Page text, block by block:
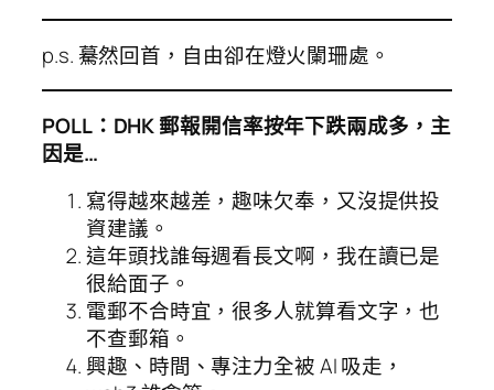
p.s. 驀然回首，自由卻在燈火闌珊處。
POLL：DHK 郵報開信率按年下跌兩成多，主
因是…
寫得越來越差，趣味欠奉，又沒提供投
資建議。
這年頭找誰每週看長文啊，我在讀已是
很給面子。
電郵不合時宜，很多人就算看文字，也
不查郵箱。
興趣、時間、專注力全被 AI 吸走，